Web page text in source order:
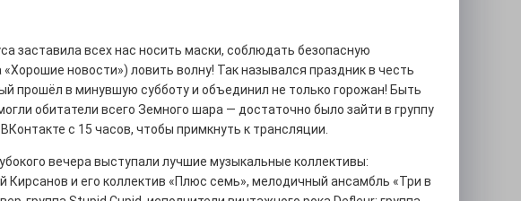
литературе и детям
себя флагманом
этот статус подтвердили
заставила всех нас носить маски, соблюдать безопасную
новости») ловить волну! Так назывался праздник в честь
прошёл в минувшую субботу и объединил не только горожан! Быть
обитатели всего Земного шара — достаточно было зайти в группу
с 15 часов, чтобы примкнуть к трансляции.
вечера выступали лучшие музыкальные коллективы:
Кирсанов и его коллектив «Плюс семь», мелодичный ансамбль «Три в